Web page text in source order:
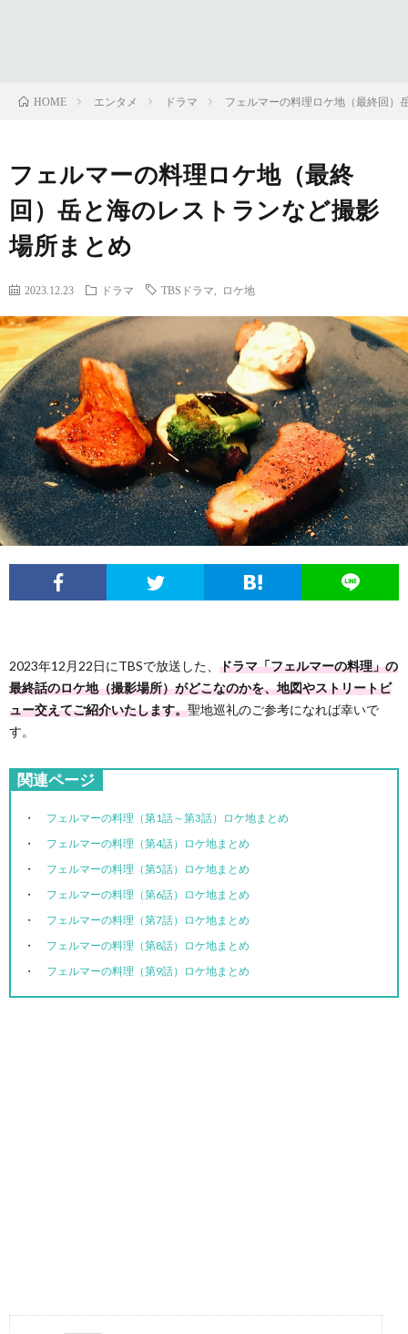
HOME エンタメ ドラマ フェルマーの料理ロケ地（最終回）
フェルマーの料理ロケ地（最終
回）岳と海のレストランなど撮影
場所まとめ
2023.12.23 ドラマ TBSドラマ ロケ地
2023年12月22日にTBSで放送した、 ドラマ「フェルマーの料理」の
最終話のロケ地（撮影場所）がどこなのかを、地図やストリートビ
ュー交えてご紹介いたします。聖地巡礼のご参考になれば幸いで
す。
関連ページ
フェルマーの料理（第1話～第3話）ロケ地まとめ
フェルマーの料理（第4話）ロケ地まとめ
フェルマーの料理（第5話）ロケ地まとめ
フェルマーの料理（第6話）ロケ地まとめ
フェルマーの料理（第7話）ロケ地まとめ
フェルマーの料理（第8話）ロケ地まとめ
フェルマーの料理（第9話）ロケ地まとめ